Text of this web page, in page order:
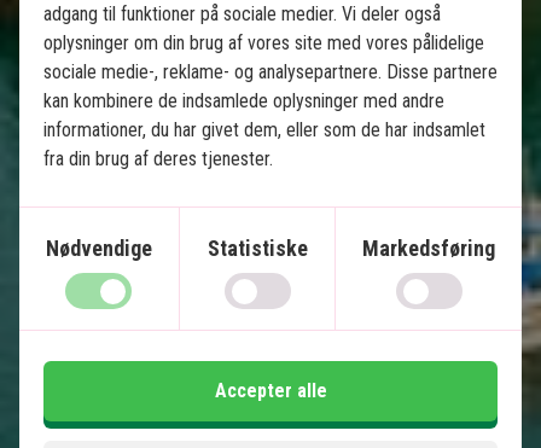
badeferie på Phu Quoc
Anbefalet til vinterferien
10 nætters rundrejse m. chauffør
Hanoi
Halong Bay og Bai Tu Long Bay
Ho Chi Minh City
Phu Quoc
adgang til funktioner på sociale medier. Vi deler også
oplysninger om din brug af vores site med vores pålidelige
sociale medie-, reklame- og analysepartnere. Disse partnere
kan kombinere de indsamlede oplysninger med andre
informationer, du har givet dem, eller som de har indsamlet
fra din brug af deres tjenester.
Nødvendige Statistiske Markedsføring
Accepter alle